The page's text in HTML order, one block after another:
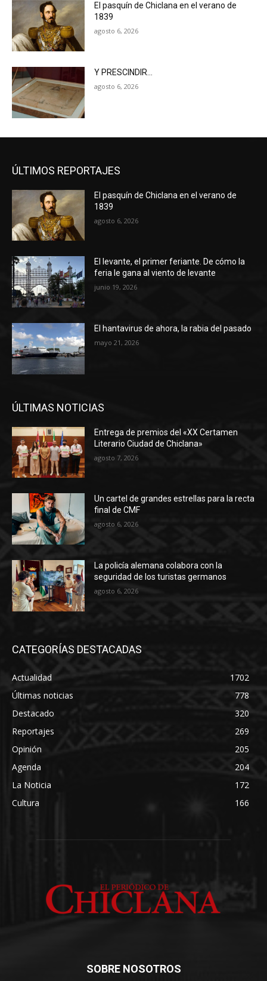
El pasquín de Chiclana en el verano de
1839
agosto 6, 2026
Y PRESCINDIR…
agosto 6, 2026
ÚLTIMOS REPORTAJES
El pasquín de Chiclana en el verano de
1839
agosto 6, 2026
El levante, el primer feriante. De cómo la
feria le gana al viento de levante
junio 19, 2026
El hantavirus de ahora, la rabia del pasado
mayo 21, 2026
ÚLTIMAS NOTICIAS
Entrega de premios del «XX Certamen
Literario Ciudad de Chiclana»
agosto 7, 2026
Un cartel de grandes estrellas para la recta
final de CMF
agosto 6, 2026
La policía alemana colabora con la
seguridad de los turistas germanos
agosto 6, 2026
CATEGORÍAS DESTACADAS
Actualidad
1702
Últimas noticias
778
Destacado
320
Reportajes
269
Opinión
205
Agenda
204
La Noticia
172
Cultura
166
SOBRE NOSOTROS